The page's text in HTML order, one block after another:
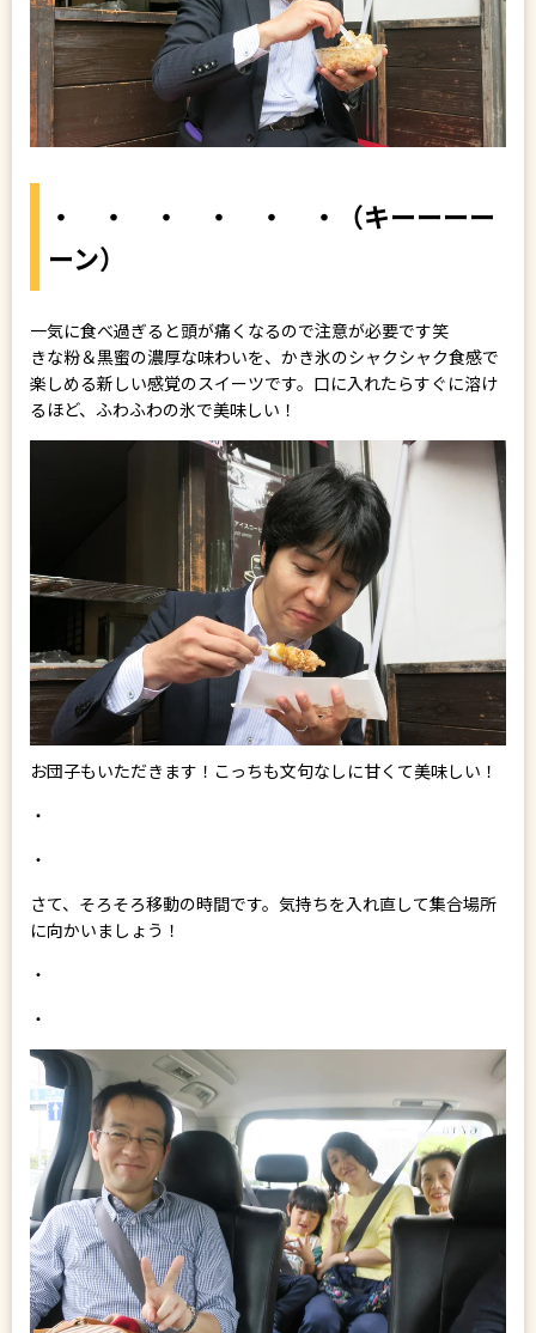
・ ・ ・ ・ ・ ・（キーーーー
ーン）
一気に食べ過ぎると頭が痛くなるので注意が必要です笑
きな粉＆黒蜜の濃厚な味わいを、かき氷のシャクシャク食感で
楽しめる新しい感覚のスイーツです。口に入れたらすぐに溶け
るほど、ふわふわの氷で美味しい！
お団子もいただきます！こっちも文句なしに甘くて美味しい！
・
・
さて、そろそろ移動の時間です。気持ちを入れ直して集合場所
に向かいましょう！
・
・